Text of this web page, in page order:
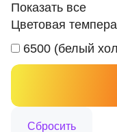
Показать все
Цветовая
6500 (белый